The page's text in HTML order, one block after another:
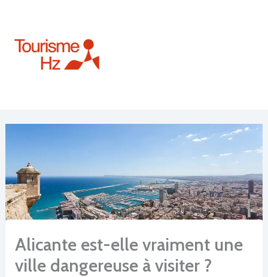
contenu
Alicante est-elle vraiment une
ville dangereuse à visiter ?